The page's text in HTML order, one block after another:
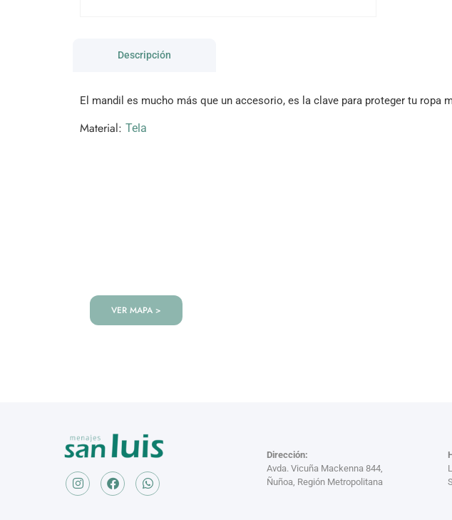
Descripción
El mandil es mucho más que un accesorio, es la clave para proteger tu ropa
Material: Tela
VER MAPA >
Dirección:
Avda. Vicuña Mackenna 844,
Ñuñoa, Región Metropolitana